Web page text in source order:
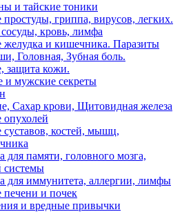
и тайские тоники
простуды, гриппа, вирусов, легких.
кровь, лимфа
желудка и кишечника. Паразиты
Головная, Зубная боль.
защита кожи.
и мужские секреты
Сахар крови, Щитовидная железа
опухолей
суставов, костей, мышц,
для памяти, головного мозга,
системы
для иммунитета, аллергии, лимфы
печени и почек
и вредные привычки